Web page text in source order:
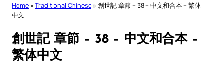
Home » Traditional Chinese » 創世記 章節 – 38 – 中文和合本 – 繁体
中文
創世記 章節 – 38 – 中文和合本 –
繁体中文